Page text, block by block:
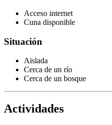
Acceso internet
Cuna disponible
Situación
Aislada
Cerca de un río
Cerca de un bosque
Actividades